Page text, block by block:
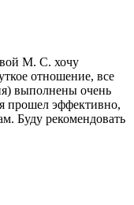
М. С. хочу
отношение, все
выполнены очень
прошел эффективно,
Буду рекомендовать